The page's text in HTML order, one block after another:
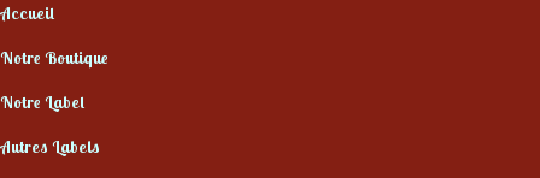
Accueil
Notre Boutique
Notre Label
Autres Labels